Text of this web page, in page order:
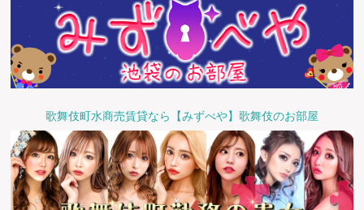
歌舞伎町水商売賃貸なら【みずべや】歌舞伎のお部屋